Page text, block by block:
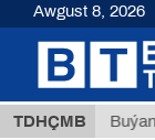
TDHÇMB
ТМТ
Awgust 8, 2026